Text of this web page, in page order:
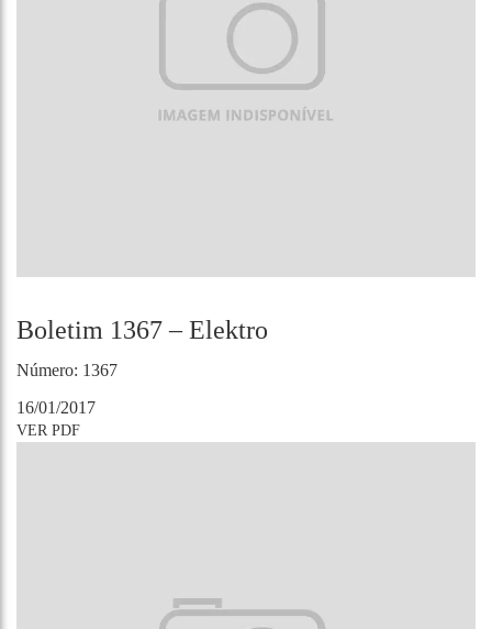
Boletim 1367 – Elektro
Número: 1367
16/01/2017
VER PDF